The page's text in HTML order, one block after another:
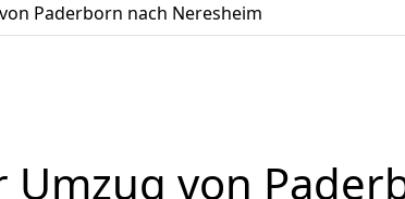
Paderborn nach Neresheim
von